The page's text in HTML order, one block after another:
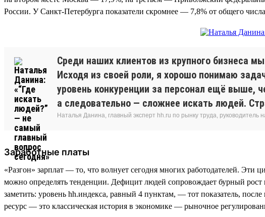
России. У Санкт-Петербурга показатели скромнее — 7,8% от общего
Среди наших клиентов из крупного бизнеса
Исходя из своей роли, я хорошо понимаю
уровень конкуренции за персонал ещё выше,
а следовательно — сложнее искать людей.
Наталья Данина, главный эксперт hh.ru по рынку труда, руководитель
Заработные платы
«Разгон» зарплат — то, что волнует сегодня многих работодателей. Эти
можно определять тенденции. Дефицит людей сопровождает бурный
заметить: уровень hh.индекса, равный 4 пунктам, — тот показатель,
ресурс — это классическая история в экономике — рыночное